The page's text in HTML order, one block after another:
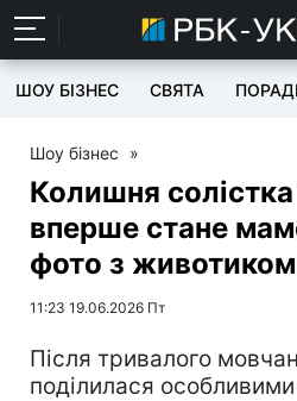
ШОУ БІЗНЕС СВЯТА
Шоу бізнес »
Колишня
вперше стане
фото з животиком
11:23 19.06.2026 Пт
Після тривалого
поділилася